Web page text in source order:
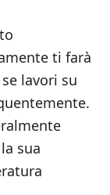
ti farà
lavori su
sua